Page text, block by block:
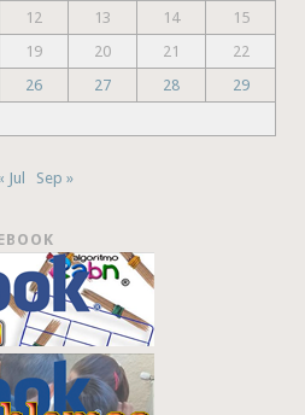
12 13 14
15
19 20 21
22
26 27 28
29
Jul Sep »